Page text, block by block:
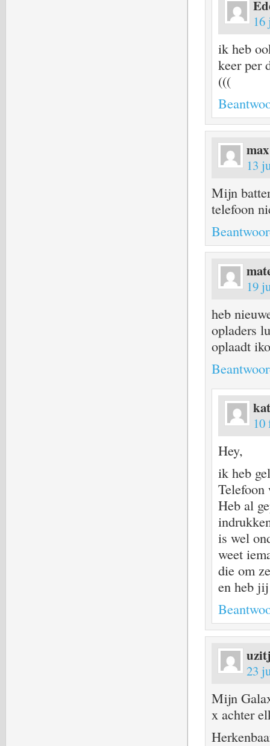
16
ik heb
keer per
(((
max
13
Mijn
telefoon
19
heb
opladers
oplaadt
10
Hey,
ik heb
Telefoon
Heb al
is wel
weet
die om
en heb
23
Mijn
x achter